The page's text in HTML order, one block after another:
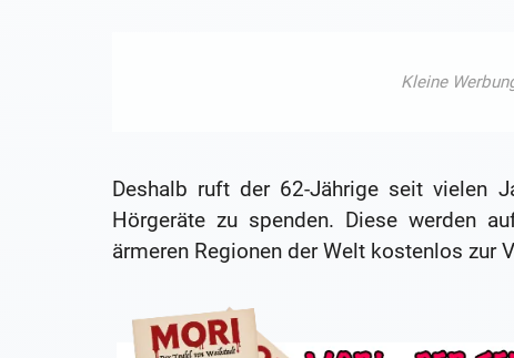
Deshalb ruft der 62-Jährige seit vielen
Hörgeräte zu spenden. Diese werden
ärmeren Regionen der Welt kostenlos zur